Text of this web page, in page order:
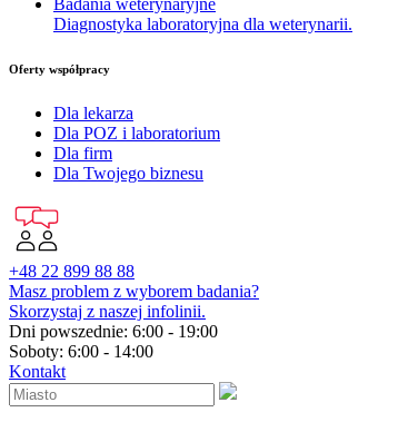
Diagnostyka laboratoryjna dla weterynarii.
Oferty współpracy
Dla lekarza
Dla POZ i laboratorium
Dla firm
Dla Twojego biznesu
+48 22 899 88 88
Masz problem z wyborem badania?
Skorzystaj z naszej infolinii.
Dni powszednie: 6:00 - 19:00
Soboty: 6:00 - 14:00
Kontakt